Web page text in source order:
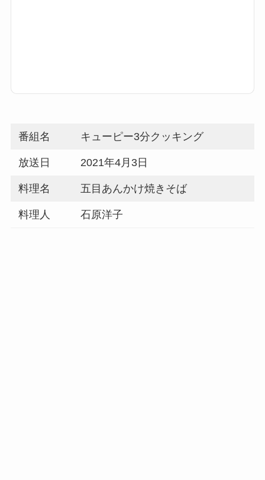
番組名 キューピー3分クッキング
放送日 2021年4月3日
料理名 五目あんかけ焼きそば
料理人 石原洋子